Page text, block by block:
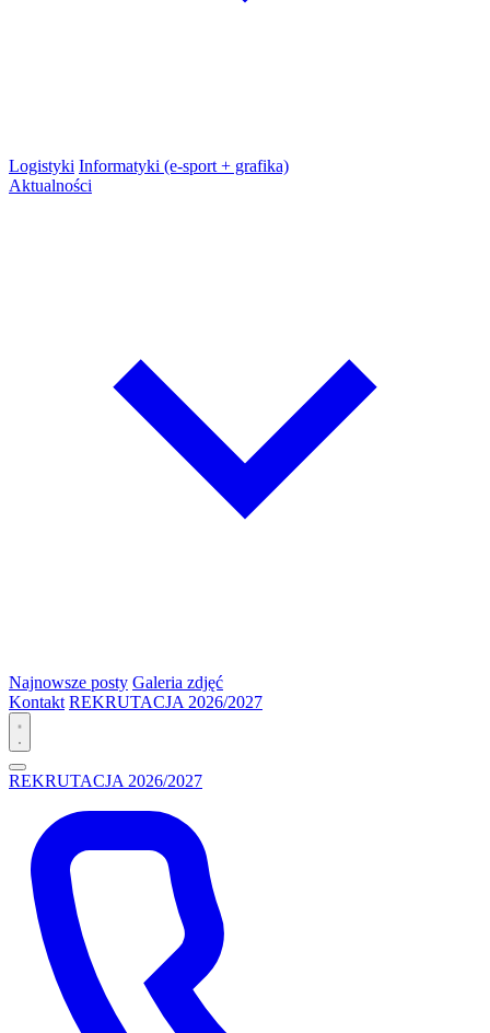
Logistyki Informatyki (e-sport + grafika)
Aktualności
Najnowsze posty Galeria zdjęć
Kontakt REKRUTACJA 2026/2027
REKRUTACJA 2026/2027